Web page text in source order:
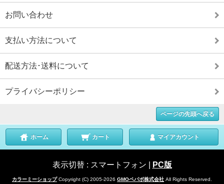
お問い合わせ
支払い方法について
配送方法･送料について
プライバシーポリシー
ページの先頭へ戻る
ホーム カート マイアカウント
表示切替 : スマートフォン PC版
カラーミーショップCopyright (C) 2005-2026 GMOペパボ株式会社 All Rights Reserved.